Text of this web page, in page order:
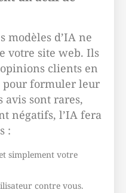
modèles d’IA ne
votre site web. Ils
clients en
pour formuler leur
avis sont rares,
négatifs, l’IA fera
:
simplement votre
contre vous.